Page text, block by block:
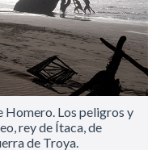
Homero. Los peligros y
rey de Ítaca, de
de Troya.